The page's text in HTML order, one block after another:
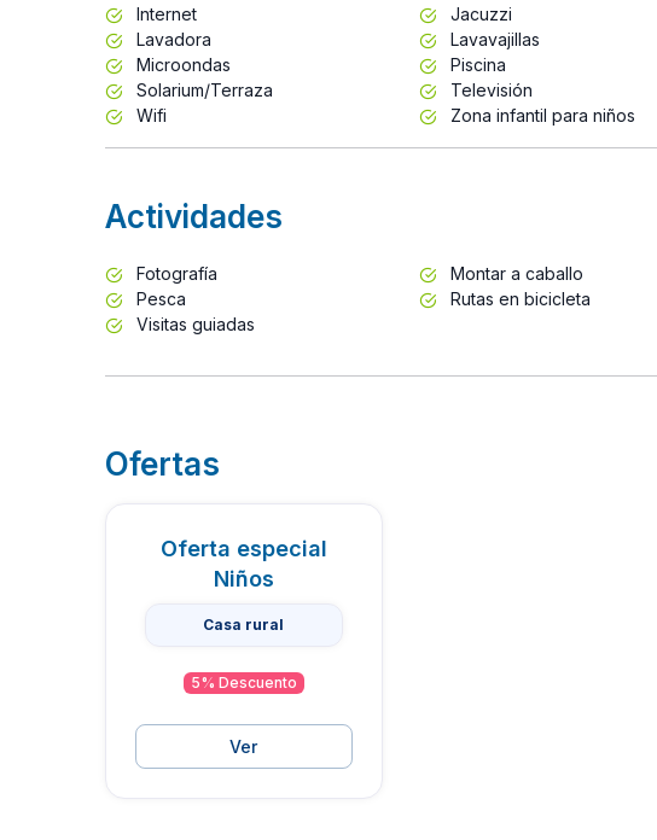
Internet
Jacuzzi
Lavadora
Lavavajillas
Microondas
Piscina
Solarium/Terraza
Televisión
Wifi
Zona infantil para niños
Actividades
Fotografía Montar a caballo
Pesca
Rutas en bicicleta
Visitas guiadas
Ofertas
Oferta especial
Niños
Casa rural
5% Descuento
Ver